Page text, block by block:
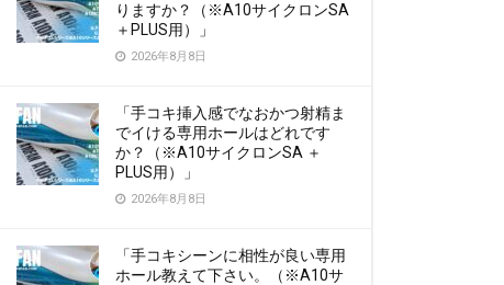
りますか？（※A10サイクロンSA
＋PLUS用）」
2026年8月8日
「手コキ挿入感でなおかつ射精ま
でイける専用ホールはどれです
か？（※A10サイクロンSA ＋
PLUS用）」
2026年8月8日
「手コキシーンに相性が良い専用
ホール教えて下さい。（※A10サ